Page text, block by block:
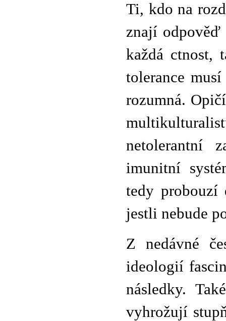
Ti, kdo na
znají
každá ctnost,
tolerance
rozumná.
netolerantní
imunitní
tedy
jestli nebude
Z nedávné
ideologií
následky.
vyhrožují